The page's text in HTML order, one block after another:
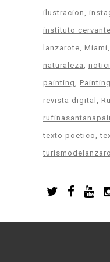
ilustracion
instituto
lanzarote Miami
naturaleza
painting
revista digital
texto poetico